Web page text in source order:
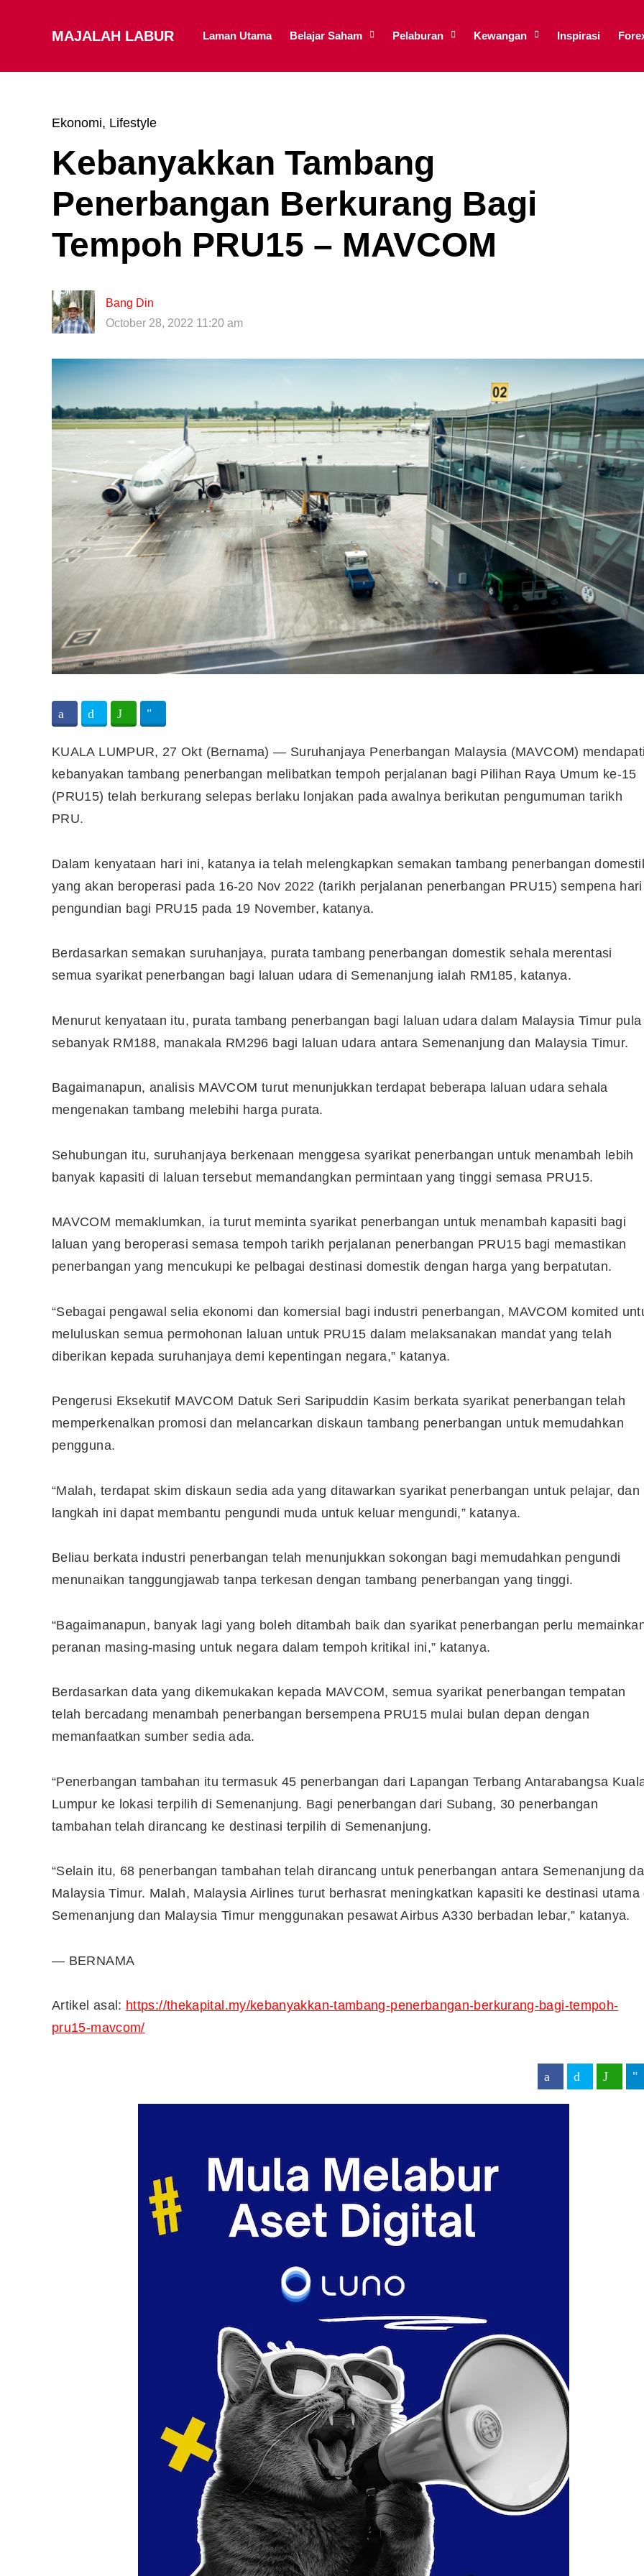
MAJALAH LABUR Laman Utama Belajar Saham Pelaburan Kewangan Inspirasi
Ekonomi, Lifestyle
Kebanyakkan Tambang
Penerbangan Berkurang Bagi
Tempoh PRU15 – MAVCOM
Bang Din
October 28, 2022 11:20 am
KUALA LUMPUR, 27 Okt (Bernama) — Suruhanjaya Penerbangan Malaysia (MAVCOM)
kebanyakan tambang penerbangan melibatkan tempoh perjalanan bagi Pilihan Raya Umum ke-15
(PRU15) telah berkurang selepas berlaku lonjakan pada awalnya berikutan pengumuman tarikh
PRU.
Dalam kenyataan hari ini, katanya ia telah melengkapkan semakan tambang penerbangan
yang akan beroperasi pada 16-20 Nov 2022 (tarikh perjalanan penerbangan PRU15) sempena hari
pengundian bagi PRU15 pada 19 November, katanya.
Berdasarkan semakan suruhanjaya, purata tambang penerbangan domestik sehala merentasi
semua syarikat penerbangan bagi laluan udara di Semenanjung ialah RM185, katanya.
Menurut kenyataan itu, purata tambang penerbangan bagi laluan udara dalam Malaysia Timur pula
sebanyak RM188, manakala RM296 bagi laluan udara antara Semenanjung dan Malaysia Timur.
Bagaimanapun, analisis MAVCOM turut menunjukkan terdapat beberapa laluan udara sehala
mengenakan tambang melebihi harga purata.
Sehubungan itu, suruhanjaya berkenaan menggesa syarikat penerbangan untuk menambah lebih
banyak kapasiti di laluan tersebut memandangkan permintaan yang tinggi semasa PRU15.
MAVCOM memaklumkan, ia turut meminta syarikat penerbangan untuk menambah kapasiti bagi
laluan yang beroperasi semasa tempoh tarikh perjalanan penerbangan PRU15 bagi memastikan
penerbangan yang mencukupi ke pelbagai destinasi domestik dengan harga yang berpatutan.
“Sebagai pengawal selia ekonomi dan komersial bagi industri penerbangan, MAVCOM komited
meluluskan semua permohonan laluan untuk PRU15 dalam melaksanakan mandat yang telah
diberikan kepada suruhanjaya demi kepentingan negara,” katanya.
Pengerusi Eksekutif MAVCOM Datuk Seri Saripuddin Kasim berkata syarikat penerbangan telah
memperkenalkan promosi dan melancarkan diskaun tambang penerbangan untuk memudahkan
pengguna.
“Malah, terdapat skim diskaun sedia ada yang ditawarkan syarikat penerbangan untuk pelajar, dan
langkah ini dapat membantu pengundi muda untuk keluar mengundi,” katanya.
Beliau berkata industri penerbangan telah menunjukkan sokongan bagi memudahkan pengundi
menunaikan tanggungjawab tanpa terkesan dengan tambang penerbangan yang tinggi.
“Bagaimanapun, banyak lagi yang boleh ditambah baik dan syarikat penerbangan perlu
peranan masing-masing untuk negara dalam tempoh kritikal ini,” katanya.
Berdasarkan data yang dikemukakan kepada MAVCOM, semua syarikat penerbangan tempatan
telah bercadang menambah penerbangan bersempena PRU15 mulai bulan depan dengan
memanfaatkan sumber sedia ada.
“Penerbangan tambahan itu termasuk 45 penerbangan dari Lapangan Terbang Antarabangsa
Lumpur ke lokasi terpilih di Semenanjung. Bagi penerbangan dari Subang, 30 penerbangan
tambahan telah dirancang ke destinasi terpilih di Semenanjung.
“Selain itu, 68 penerbangan tambahan telah dirancang untuk penerbangan antara Semenanjung
Malaysia Timur. Malah, Malaysia Airlines turut berhasrat meningkatkan kapasiti ke destinasi utama
Semenanjung dan Malaysia Timur menggunakan pesawat Airbus A330 berbadan lebar,” katanya.
— BERNAMA
Artikel asal: https://thekapital.my/kebanyakkan-tambang-penerbangan-berkurang-bagi-tempoh-
pru15-mavcom/
Ini 15 Panduan Beginner
Perlu Tahu Tentang Pelaburan
Cara Buka Akaun Saham
(CDS) Maybank
Saham
(2018)